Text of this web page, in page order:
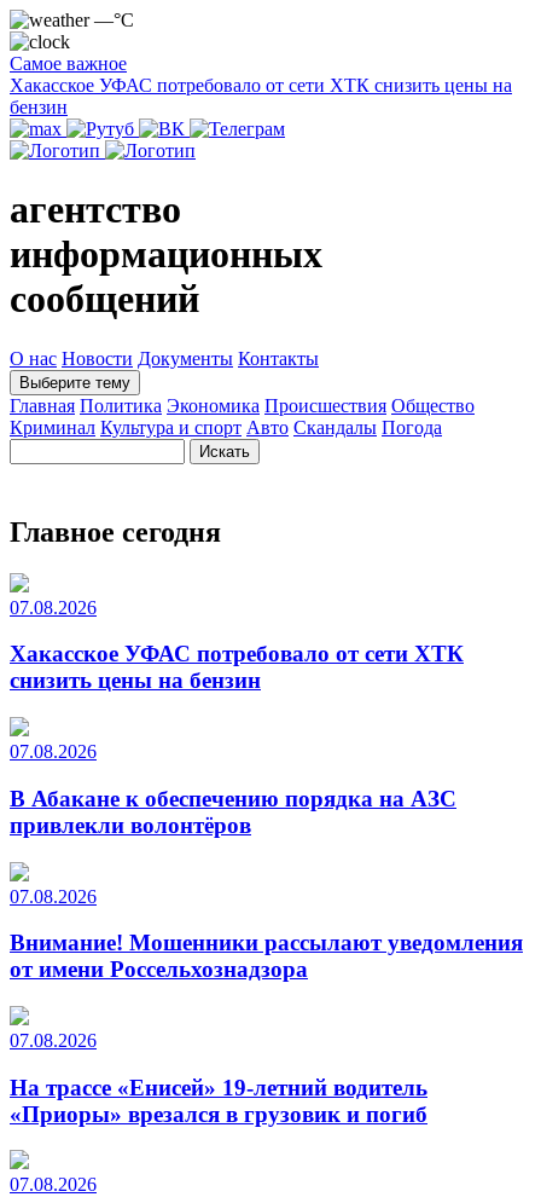
—°C
Самое важное
Хакасское УФАС потребовало от сети ХТК снизить цены на
бензин
агентство
информационных
сообщений
О нас Новости Документы Контакты
Выберите тему
Главная Политика Экономика Происшествия Общество
Криминал Культура и спорт Авто Скандалы Погода
Главное сегодня
07.08.2026
Хакасское УФАС потребовало от сети ХТК
снизить цены на бензин
07.08.2026
В Абакане к обеспечению порядка на АЗС
привлекли волонтёров
07.08.2026
Внимание! Мошенники рассылают уведомления
от имени Россельхознадзора
07.08.2026
На трассе «Енисей» 19-летний водитель
«Приоры» врезался в грузовик и погиб
07.08.2026